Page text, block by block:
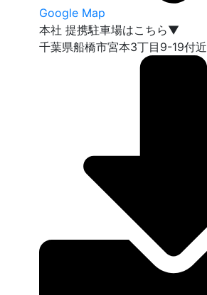
Google Map
本社 提携駐車場はこちら▼
千葉県船橋市宮本3丁目9-19付近